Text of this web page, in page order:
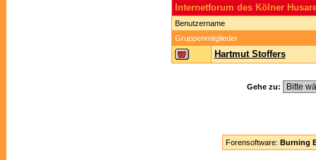
Internetforum des Kölner
Benutzername
Gruppenmitglieder
Hartmut Stoffers
Gehe zu:
Forensoftware: Burning